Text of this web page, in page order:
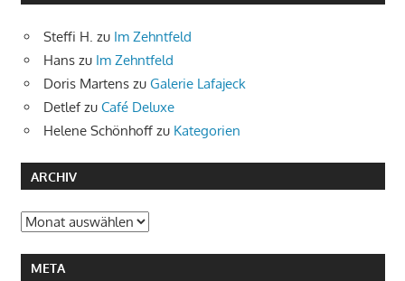
Steffi H. zu Im Zehntfeld
Hans zu Im Zehntfeld
Doris Martens zu Galerie Lafajeck
Detlefzu Café Deluxe
Helene Schönhoff zu Kategorien
ARCHIV
Archiv
META